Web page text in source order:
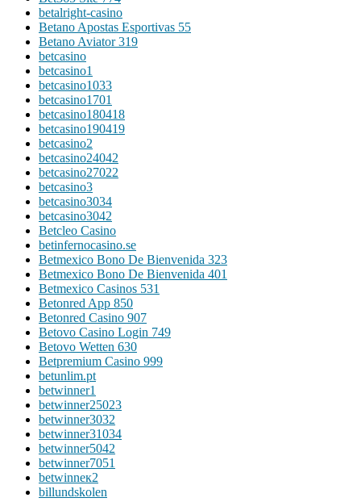
betalright-casino
Betano Apostas Esportivas 55
Betano Aviator 319
betcasino
betcasino1
betcasino1033
betcasino1701
betcasino180418
betcasino190419
betcasino2
betcasino24042
betcasino27022
betcasino3
betcasino3034
betcasino3042
Betcleo Casino
betinfernocasino.se
Betmexico Bono De Bienvenida 323
Betmexico Bono De Bienvenida 401
Betmexico Casinos 531
Betonred App 850
Betonred Casino 907
Betovo Casino Login 749
Betovo Wetten 630
Betpremium Casino 999
betunlim.pt
betwinner1
betwinner25023
betwinner3032
betwinner31034
betwinner5042
betwinner7051
betwinneк2
billundskolen